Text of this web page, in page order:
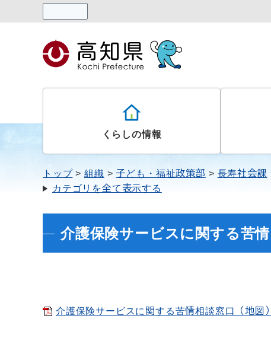
くらしの情報
トップ 組織 子ども・福祉政策部
長寿社会課
カテゴリを全て表示する
介護保険サービスに関する苦情
介護保険サービスに関する苦情相談窓口（地図）